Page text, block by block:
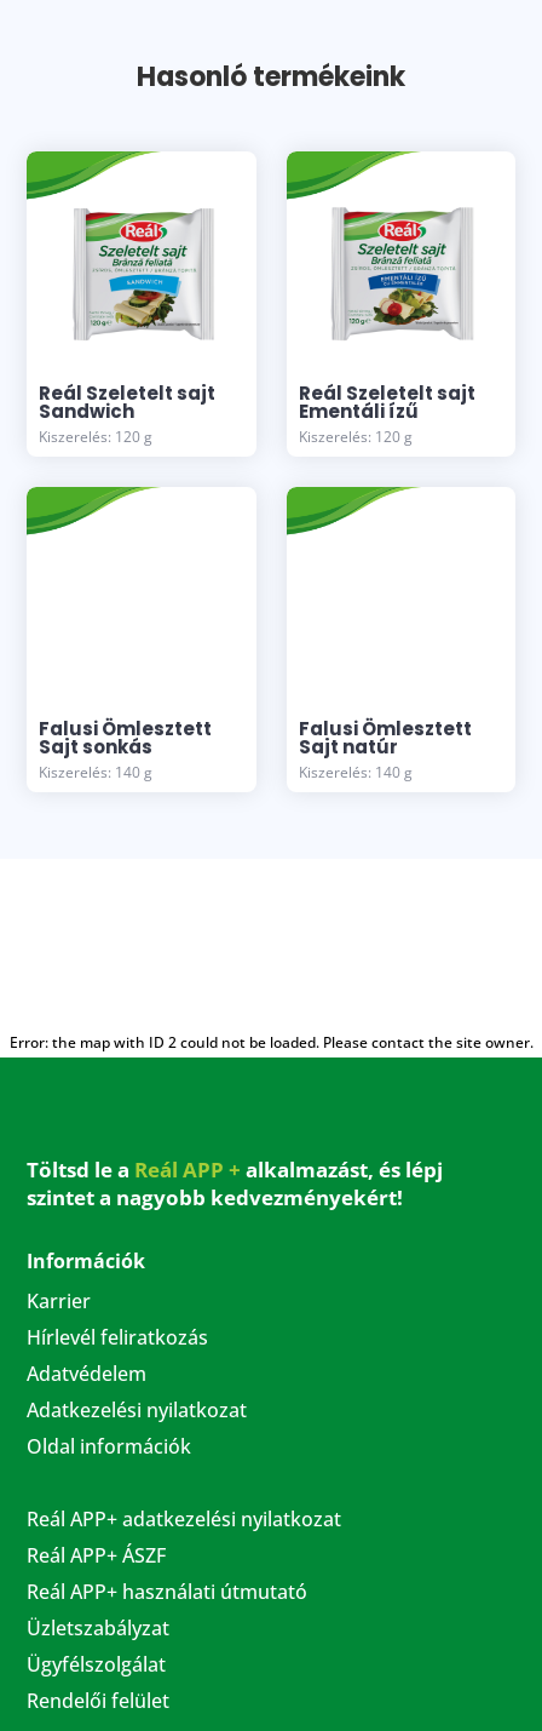
Hasonló termékeink
Reál Szeletelt sajt
Sandwich
Kiszerelés: 120 g
Reál Szeletelt sajt
Ementáli ízű
Kiszerelés: 120 g
Falusi Ömlesztett
Sajt sonkás
Kiszerelés: 140 g
Falusi Ömlesztett
Sajt natúr
Kiszerelés: 140 g
Error: the map with ID 2 could not be loaded. Please contact the site owner.
Töltsd le a Reál APP + alkalmazást, és lépj
szintet a nagyobb kedvezményekért!
Információk
Karrier
Hírlevél feliratkozás
Adatvédelem
Adatkezelési nyilatkozat
Oldal információk
Reál APP+ adatkezelési nyilatkozat
Reál APP+ ÁSZF
Reál APP+ használati útmutató
Üzletszabályzat
Ügyfélszolgálat
Rendelői felület